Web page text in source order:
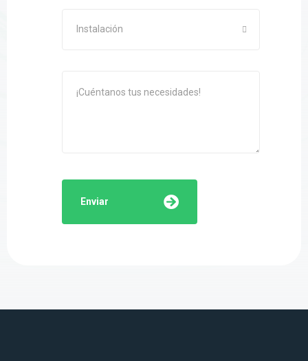
Instalación
Enviar